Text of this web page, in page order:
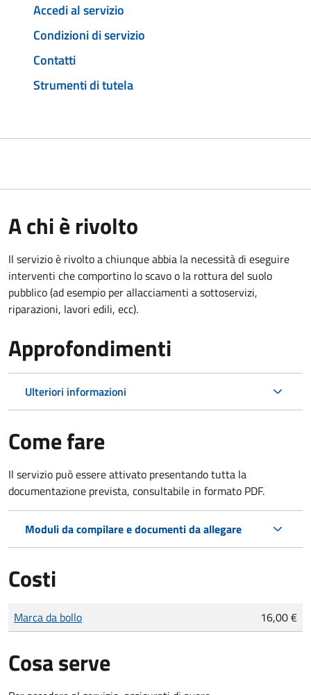
Accedi al servizio
Condizioni di servizio
Contatti
Strumenti di tutela
A chi è rivolto
Il servizio è rivolto a chiunque abbia la necessità di eseguire
interventi che comportino lo scavo o la rottura del suolo
pubblico (ad esempio per allacciamenti a sottoservizi,
riparazioni, lavori edili, ecc).
Approfondimenti
Ulteriori informazioni
Come fare
Il servizio può essere attivato presentando tutta la
documentazione prevista, consultabile in formato PDF.
Moduli da compilare e documenti da allegare
Costi
Tipo di pagamento
Importo
Marca da bollo 16,00 €
Cosa serve